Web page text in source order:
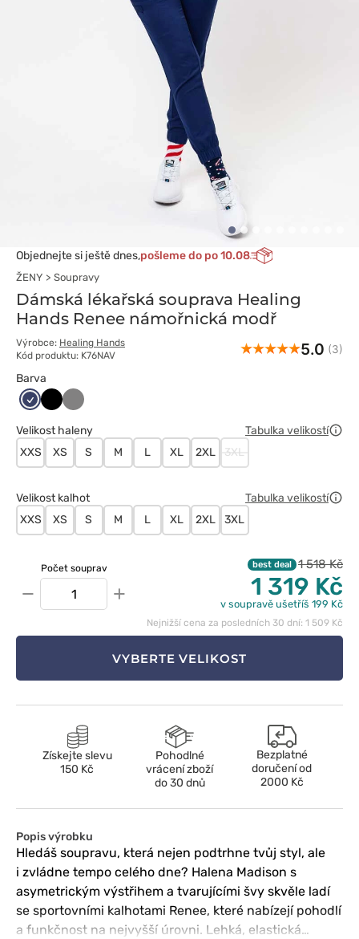
Objednejte si ještě dnes,pošleme do po 10.08
ŽENY Soupravy
Dámská lékařská souprava Healing
Hands Renee námořnická modř
Výrobce: Healing Hands
Kód produktu: K76NAV
5.0 (3)
Barva
CiemnyCzarny
Szary
Velikost haleny
Tabulka velikostí
XXS
XS S M L XL 2XL 3XL
Velikost kalhot
Tabulka velikostí
XXS
XS S M L XL 2XL 3XL
Počet souprav
− +
best deal 1 518 Kč
1 319 Kč
v soupravě ušetříš 199 Kč
Nejnižší cena za posledních 30 dní: 1 509 Kč
VYBERTE VELIKOST
Získejte slevu
150 Kč
Pohodlné
vrácení zboží
do 30 dnů
Bezplatné
doručení od
2000 Kč
Popis výrobku
Hledáš soupravu, která nejen podtrhne tvůj styl, ale
i zvládne tempo celého dne? Halena Madison s
asymetrickým výstřihem a tvarujícími švy skvěle ladí
se sportovními kalhotami Renee, které nabízejí pohodlí
a funkčnost na nejvyšší úrovni. Lehká, elastická